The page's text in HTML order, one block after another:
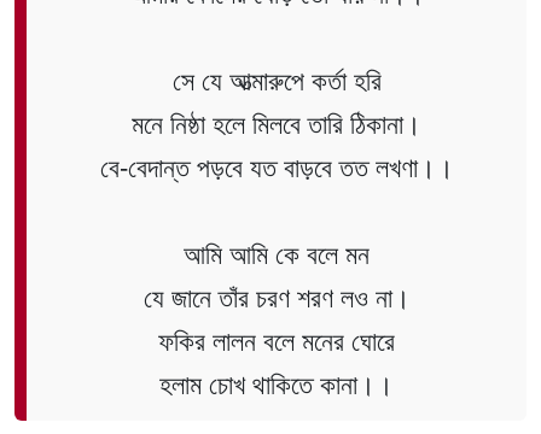
সে যে আত্মারুপে কর্তা হরি
মনে নিষ্ঠা হলে মিলবে তারি ঠিকানা।
বে-বেদান্ত পড়বে যত বাড়বে তত লখণা।।
আমি আমি কে বলে মন
যে জানে তাঁর চরণ শরণ লও না।
ফকির লালন বলে মনের ঘোরে
হলাম চোখ থাকিতে কানা।।